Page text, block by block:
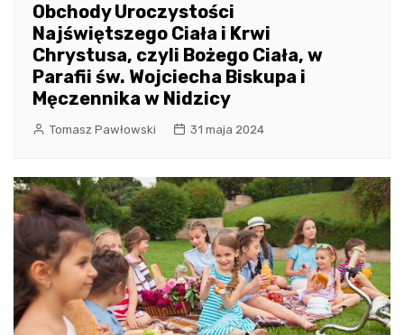
Obchody Uroczystości
Najświętszego Ciała i Krwi
Chrystusa, czyli Bożego Ciała, w
Parafii św. Wojciecha Biskupa i
Męczennika w Nidzicy
Tomasz Pawłowski 31 maja 2024